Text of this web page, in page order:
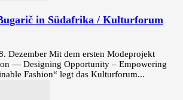
in Südafrika / Kulturforum
Dezember Mit dem ersten Modeprojekt
— Designing Opportunity – Empowering
Fashion“ legt das Kulturforum...